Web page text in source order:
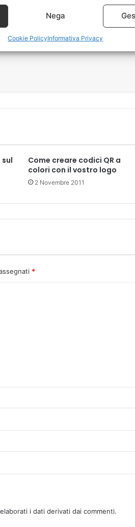
Nega
Cookie PolicyInformativa Privacy
a tempo. Cliccate su “
Come creare codici QR a
colori con il vostro logo
2 Novembre 2011
*
i dati derivati dai commenti.